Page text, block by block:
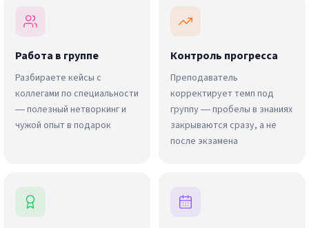
Работа в группе
Разбираете кейсы с
коллегами по специальности
— полезный нетворкинг и
чужой опыт в подарок
Контроль прогресса
Преподаватель
корректирует темп под
группу — пробелы в знаниях
закрываются сразу, а не
после экзамена